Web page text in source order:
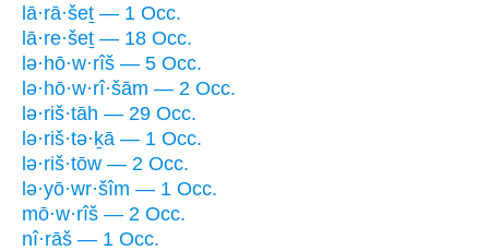
lā·rā·šeṯ — 1 Occ.
lā·re·šeṯ — 18 Occ.
lə·hō·w·rîš — 5 Occ.
lə·hō·w·rî·šām — 2 Occ.
lə·riš·tāh — 29 Occ.
lə·riš·tə·ḵā — 1 Occ.
lə·riš·tōw — 2 Occ.
lə·yō·wr·šîm — 1 Occ.
mō·w·rîš — 2 Occ.
nî·rāš — 1 Occ.